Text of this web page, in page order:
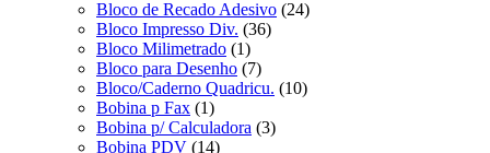
Bloco de Recado Adesivo (24)
Bloco Impresso Div. (36)
Bloco Milimetrado (1)
Bloco para Desenho (7)
Bloco/Caderno Quadricu. (10)
Bobina p Fax (1)
Bobina p/ Calculadora (3)
Bobina PDV (14)